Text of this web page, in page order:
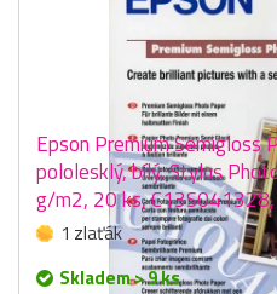
Epson Premium Semigloss
pololesklý, bílý, Stylus
g/m2, 20 ks,
1 zlaťák
Skladem > 9 ks